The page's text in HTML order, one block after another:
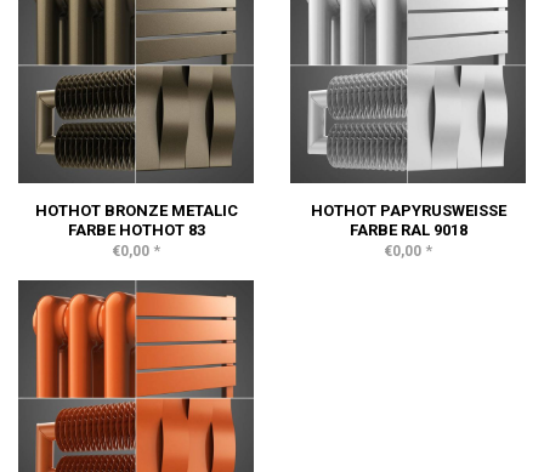
HOTHOT BRONZE METALIC
FARBE HOTHOT 83
€0,00 *
HOTHOT PAPYRUSWEISSE F
ARBE RAL 9018
€0,00 *